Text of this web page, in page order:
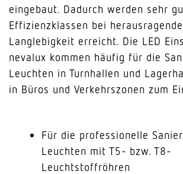
eingebaut. Dadurch werden sehr
Effizienzklassen bei
Langlebigkeit erreicht. Die LED
nevalux kommen häufig für die
Leuchten in Turnhallen und
in Büros und Verkehrszonen zum
Für die professionelle
Leuchten mit T5- bzw. T8-
Leuchtstoffröhren